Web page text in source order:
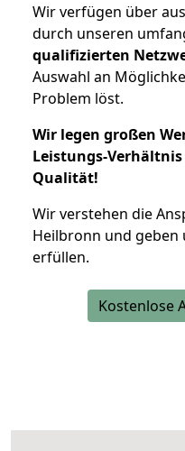
Wir verfügen über
durch unseren
qualifizierten
Auswahl an
Problem löst.
Wir legen großen
Leistungs-
Qualität!
Wir verstehen die
Heilbronn und geben
erfüllen.
Kostenlose